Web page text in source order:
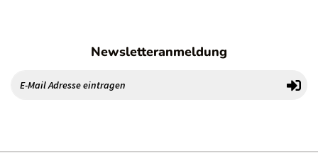
Newsletteranmeldung